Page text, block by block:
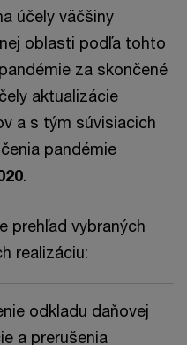
účely väčšiny
oblasti podľa tohto
za skončené
aktualizácie
a s tým súvisiacich
pandémie
.
prehľad vybraných
realizáciu:
odkladu daňovej
a prerušenia